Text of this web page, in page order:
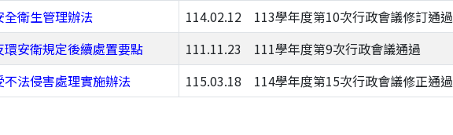
衛生管理辦法 114.02.12 113學年度第10次行政會議修訂通過
安衛規定後續處置要點 111.11.23 111學年度第9次行政會議通過
法侵害處理實施辦法 115.03.18 114學年度第15次行政會議修正通過